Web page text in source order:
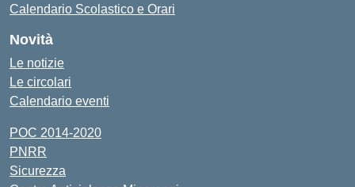
Calendario Scolastico e Orari
Novità
Le notizie
Le circolari
Calendario eventi
POC 2014-2020
PNRR
Sicurezza